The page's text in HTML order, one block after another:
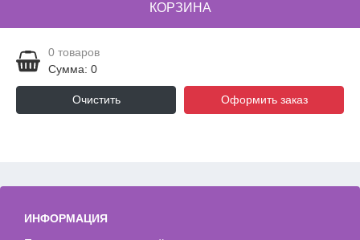
КОРЗИНА
0 товаров
Сумма: 0
Очистить Оформить заказ
ИНФОРМАЦИЯ